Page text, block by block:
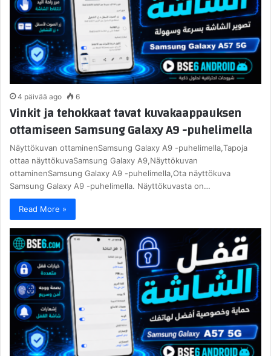
4 päivää ago 6
Vinkit ja tehokkaat tavat kuvakaappauksen
ottamiseen Samsung Galaxy A9 -puhelimella
Näyttökuvan ottaminenSamsung Galaxy A9 -puhelimella,Tapoja
ottaa näyttökuvaSamsung Galaxy A9,Näyttökuvan
ottaminenSamsung Galaxy A9 -puhelimella,Ota näyttökuva
Samsung Galaxy A9 -puhelimella. Näyttökuvasta on…
Read More »